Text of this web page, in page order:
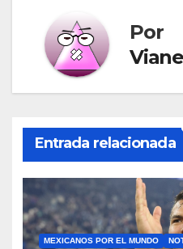
Por
Entrada relacionada
MEXICANOS POR EL MUNDO